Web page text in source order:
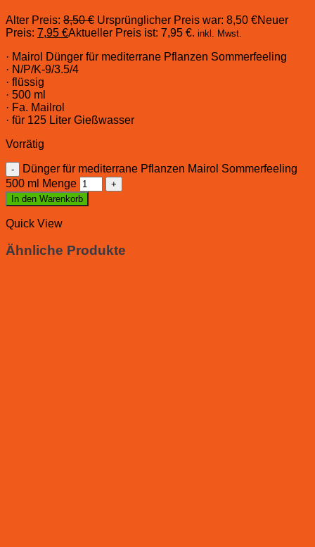
Alter Preis: 8,50€ Ursprünglicher Preis war: 8,50 €Neuer
Preis: 7,95 €Aktueller Preis ist: 7,95 €. inkl. Mwst.
· Mairol Dünger für mediterrane Pflanzen Sommerfeeling
· N/P/K-9/3.5/4
· flüssig
· 500 ml
· Fa. Mailrol
· für 125 Liter Gießwasser
Vorrätig
Dünger für mediterrane Pflanzen Mairol Sommerfeeling
500 ml Menge
In den Warenkorb
Quick View
Ähnliche Produkte